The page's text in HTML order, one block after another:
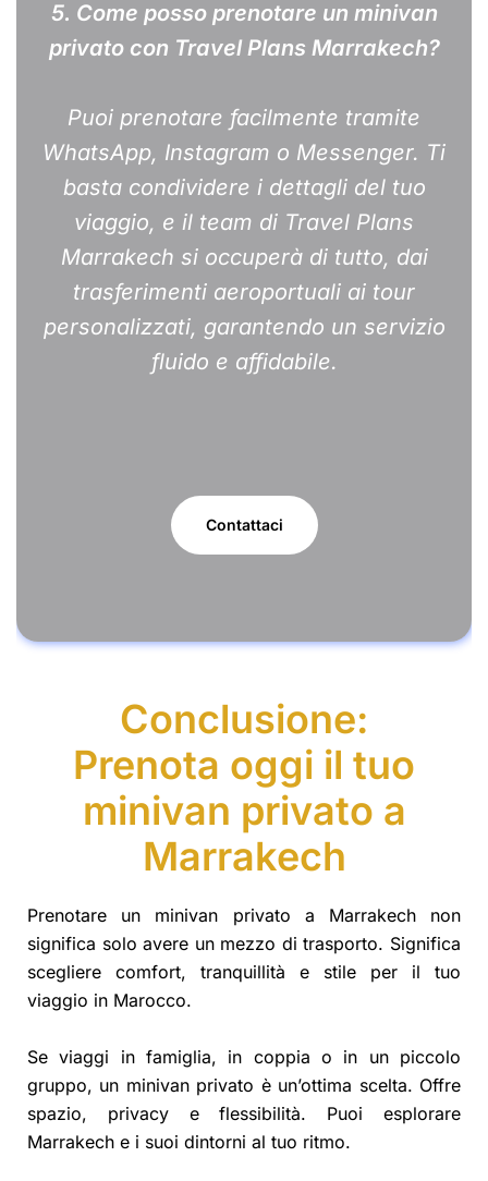
5. Come posso prenotare un minivan
privato con Travel Plans Marrakech?
Puoi prenotare facilmente tramite
WhatsApp, Instagram o Messenger. Ti
basta condividere i dettagli del tuo
viaggio, e il team di Travel Plans
Marrakech si occuperà di tutto, dai
trasferimenti aeroportuali ai tour
personalizzati, garantendo un servizio
fluido e affidabile.
Contattaci
Conclusione:
Prenota oggi il tuo
minivan privato a
Marrakech
Prenotare un minivan privato a Marrakech non
significa solo avere un mezzo di trasporto. Significa
scegliere comfort, tranquillità e stile per il tuo
viaggio in Marocco.
Se viaggi in famiglia, in coppia o in un piccolo
gruppo, un minivan privato è un’ottima scelta. Offre
spazio, privacy e flessibilità. Puoi esplorare
Marrakech e i suoi dintorni al tuo ritmo.